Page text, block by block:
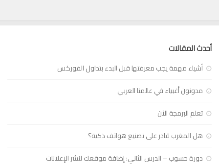
أحدث المقالات
أشياء مهمة يجب معرفتها قبل البدء بتداول الفوركس
مدونون أغبياء في عالمنا العربي
تعلم البرمجة الآن
هل المغرب قادر على تصنيع هواتف ذكية؟
دورة حسوب – الدرس الثاني: إضافة موقعك لنشر الإعلانات